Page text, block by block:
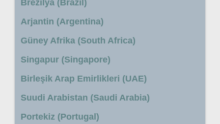
Brezilya (Brazil)
Arjantin (Argentina)
Güney Afrika (South Africa)
Singapur (Singapore)
Birleşik Arap Emirlikleri (UAE)
Suudi Arabistan (Saudi Arabia)
Portekiz (Portugal)